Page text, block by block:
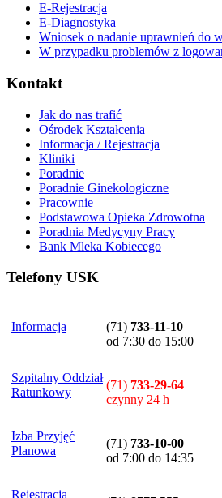
E-Rejestracja
E-Diagnostyka
Wniosek o nadanie uprawnień do
W przypadku problemów z
Kontakt
Jak do nas trafić
Ośrodek Kształcenia
Informacja / Rejestracja
Kliniki
Poradnie
Poradnie Ginekologiczne
Pracownie
Podstawowa Opieka Zdrowotna
Poradnia Medycyny Pracy
Bank Mleka Kobiecego
Telefony USK
Informacja (71) 733-11-10
od 7:30 do 15:00
Szpitalny Oddział
Ratunkowy
(71) 733-29-64
czynny 24 h
Izba Przyjęć
Planowa
(71) 733-10-00
od 7:00 do 14:35
Rejestracja